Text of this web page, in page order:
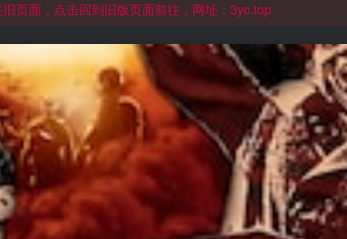
页面，点击回到旧版页面前往，网址：3yc.top
高峰时段访问。
搬迁到本页面，本页面后续可通过langou123.com和